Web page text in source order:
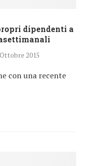
dipendenti a
2015
con una recente